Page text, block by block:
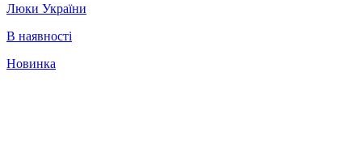
Люки України
В наявності
Новинка